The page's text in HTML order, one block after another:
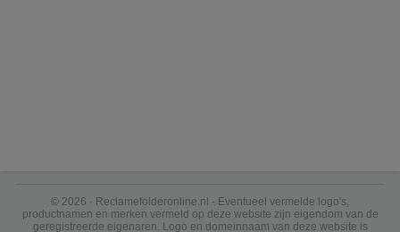
© 2026 · Reclamefolderonline.nl - Eventueel vermelde logo's,
productnamen en merken vermeld op deze website zijn eigendom van de
geregistreerde eigenaren. Logo en domeinnaam van deze website is